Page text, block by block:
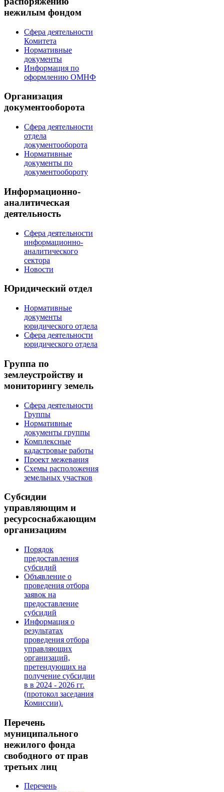
нежилым фондом
Сфера деятельности
Комитета
Нормативные
документы
Информация по
оформлению ОМНФ
Организация
документооборота
Сфера деятельности
отдела
документооборота
Нормативные
документы по
документообороту
Информационно-
аналитическая
деятельность
Сфера деятельности
информационно-
аналитического
сектора
Новости
Юридический отдел
Нормативные
документы
юридического отдела
Сфера деятельности
юридического отдела
Группа по
землеустройству и
мониторингу земель
Сфера деятельности
Группы
Нормативные
документы группы
Комплексные
кадастровые работы
Проект межевания
Схемы расположения
земельных участков
Субсидии
управляющим и
ресурсоснабжающим
организациям
Порядок
предоставления
субсидий
Объявление о
проведения отбора
заявок на
предоставление
субсидий
Информация о
результатах
проведения отбора
управляющих
организаций,
претендующих на
получение субсидии
в в 2024 - 2026 гг.
(протокол заседания
Комиссии).
Перечень
муниципального
нежилого фонда
свободного от прав
третьих лиц
Перечень